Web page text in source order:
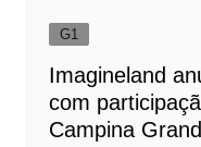
G1
Imagineland
com
Campina